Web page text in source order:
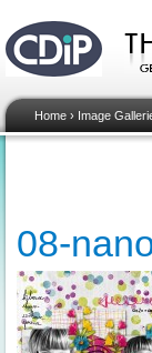
Home › Image
08-